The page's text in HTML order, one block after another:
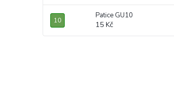
Patice GU10
15 Kč